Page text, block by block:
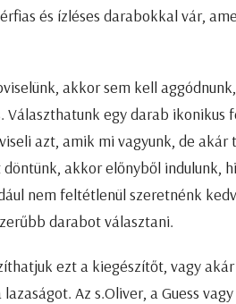
és ízléses darabokkal vár,
akkor sem kell
Választhatunk egy darab
azt, amik mi vagyunk, de
akkor előnyből indulunk,
nem feltétlenül szeretnénk
darabot választani.
ezt a kiegészítőt, vagy
Az s.Oliver, a Guess